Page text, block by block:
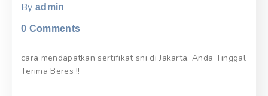
By admin
0 Comments
cara mendapatkan sertifikat sni di Jakarta. Anda Tinggal
Terima Beres !!